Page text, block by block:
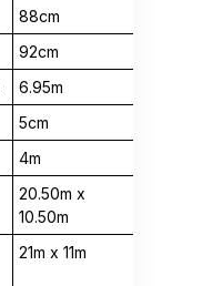
88cm
92cm
6.95m
5cm
4m
20.50m x
10.50m
21m x 11m